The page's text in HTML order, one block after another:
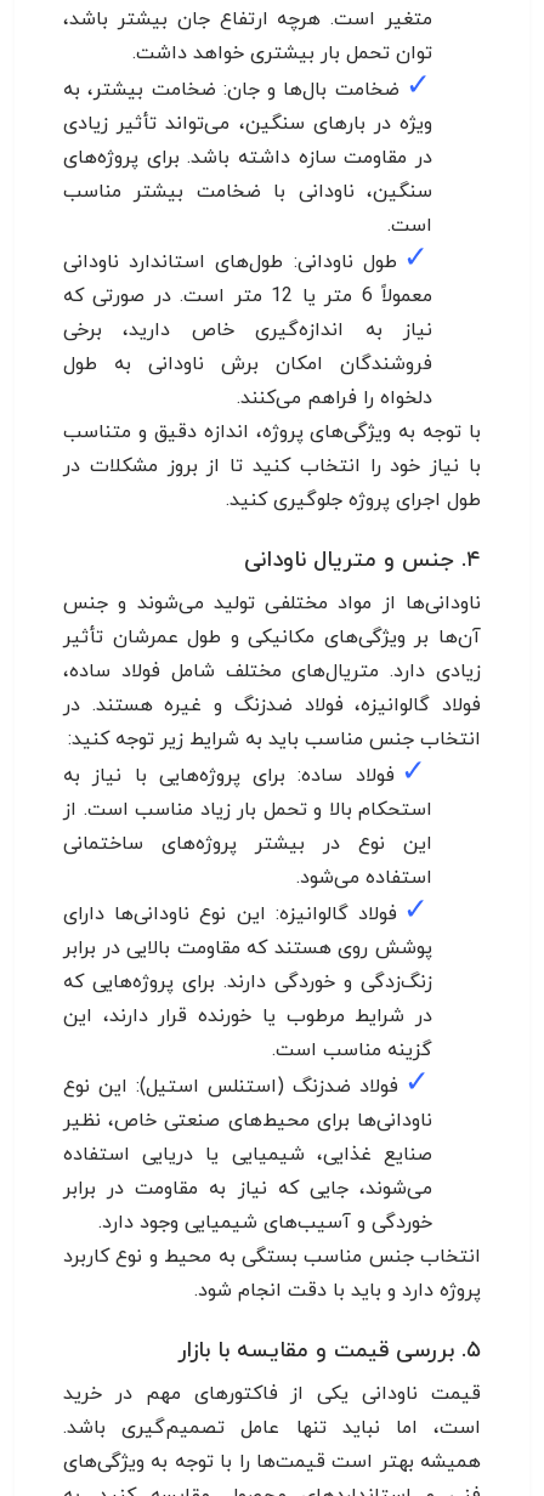
متغیر است. هرچه ارتفاع جان بیشتر باشد،
توان تحمل بار بیشتری خواهد داشت.
✓ ضخامت بال‌ها و جان: ضخامت بیشتر، به
ویژه در بارهای سنگین، می‌تواند تأثیر زیادی
در مقاومت سازه داشته باشد. برای پروژه‌های
سنگین، ناودانی با ضخامت بیشتر مناسب
است.
✓ طول ناودانی: طول‌های استاندارد ناودانی
معمولاً 6 متر یا 12 متر است. در صورتی که
نیاز به اندازه‌گیری خاص دارید، برخی
فروشندگان امکان برش ناودانی به طول
دلخواه را فراهم می‌کنند.
با توجه به ویژگی‌های پروژه، اندازه دقیق و متناسب
با نیاز خود را انتخاب کنید تا از بروز مشکلات در
طول اجرای پروژه جلوگیری کنید.
۴. جنس و متریال ناودانی
ناودانی‌ها از مواد مختلفی تولید می‌شوند و جنس
آن‌ها بر ویژگی‌های مکانیکی و طول عمرشان تأثیر
زیادی دارد. متریال‌های مختلف شامل فولاد ساده،
فولاد گالوانیزه، فولاد ضدزنگ و غیره هستند. در
انتخاب جنس مناسب باید به شرایط زیر توجه کنید:
✓ فولاد ساده: برای پروژه‌هایی با نیاز به
استحکام بالا و تحمل بار زیاد مناسب است. از
این نوع در بیشتر پروژه‌های ساختمانی
استفاده می‌شود.
✓ فولاد گالوانیزه: این نوع ناودانی‌ها دارای
پوشش روی هستند که مقاومت بالایی در برابر
زنگ‌زدگی و خوردگی دارند. برای پروژه‌هایی که
در شرایط مرطوب یا خورنده قرار دارند، این
گزینه مناسب است.
✓ فولاد ضدزنگ (استنلس استیل): این نوع
ناودانی‌ها برای محیط‌های صنعتی خاص، نظیر
صنایع غذایی، شیمیایی یا دریایی استفاده
می‌شوند، جایی که نیاز به مقاومت در برابر
خوردگی و آسیب‌های شیمیایی وجود دارد.
انتخاب جنس مناسب بستگی به محیط و نوع کاربرد
پروژه دارد و باید با دقت انجام شود.
۵. بررسی قیمت و مقایسه با بازار
قیمت ناودانی یکی از فاکتورهای مهم در خرید
است، اما نباید تنها عامل تصمیم‌گیری باشد.
همیشه بهتر است قیمت‌ها را با توجه به ویژگی‌های